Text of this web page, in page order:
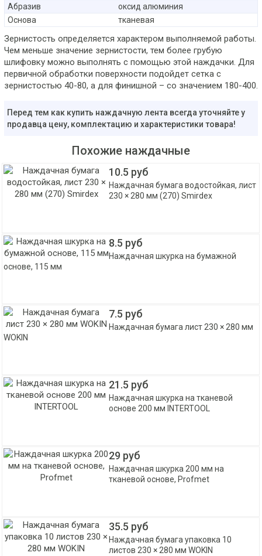
Абразив
оксид алюминия
Основа
тканевая
Зернистость определяется характером выполняемой работы.
Чем меньше значение зернистости, тем более грубую
шлифовку можно выполнять с помощью этой наждачки. Для
первичной обработки поверхности подойдет сетка с
зернистостью 40-80, а для финишной – со значением 180-400.
Перед тем как купить наждачную лента всегда уточняйте у
продавца цену, комплектацию и характеристики товара!
Похожие наждачные
10.5 руб
Наждачная бумага водостойкая, лист
230 × 280 мм (270) Smirdex
8.5 руб
Наждачная шкурка на бумажной
основе, 115 мм
7.5 руб
Наждачная бумага лист 230 × 280 мм
WOKIN
21.5 руб
Наждачная шкурка на тканевой
основе 200 мм INTERTOOL
29 руб
Наждачная шкурка 200 мм на
тканевой основе, Profmet
35.5 руб
Наждачная бумага упаковка 10
листов 230 × 280 мм WOKIN